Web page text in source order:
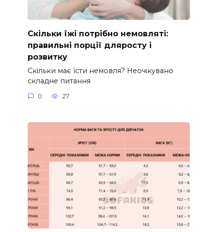
Скільки їжі потрібно немовляті:
правильні порції дляросту і
розвитку
Скільки має їсти немовля? Неочікувано
складне питання
0 27